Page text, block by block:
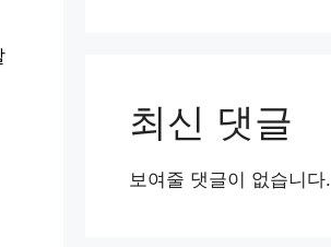
최신 댓글
보여줄 댓글이 없습니다.